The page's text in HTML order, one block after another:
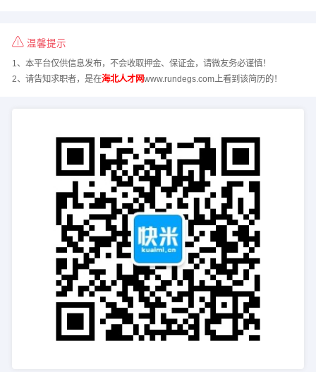
温馨提示
1、本平台仅供信息发布，不会收取押金、保证金，请微友务必谨慎！
2、请告知求职者，是在海北人才网www.rundegs.com上看到该简历的！